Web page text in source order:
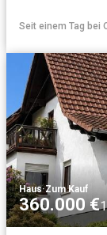
Seit einem Tag bei
Haus·Zum Kauf
360.000 €